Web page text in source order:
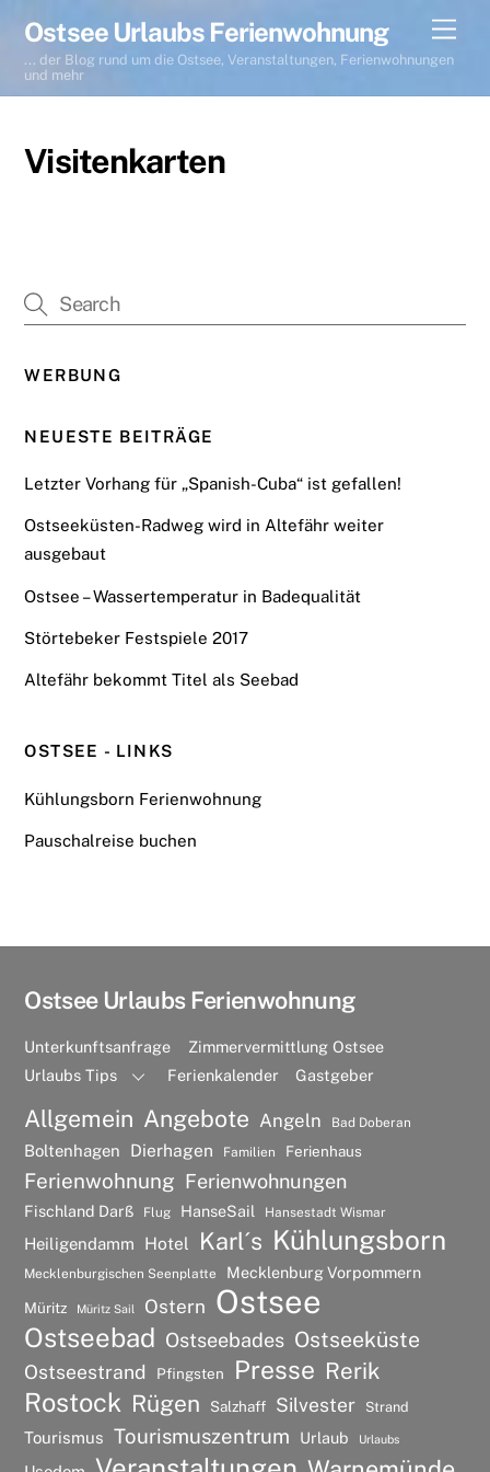
content
Ostsee Urlaubs Ferienwohnung
... der Blog rund um die Ostsee, Veranstaltungen, Ferienwohnungen
und mehr
Visitenkarten
WERBUNG
NEUESTE BEITRÄGE
Letzter Vorhang für „Spanish-Cuba“ ist gefallen!
Ostseeküsten-Radweg wird in Altefähr weiter
ausgebaut
Ostsee – Wassertemperatur in Badequalität
Störtebeker Festspiele 2017
Altefähr bekommt Titel als Seebad
OSTSEE - LINKS
Kühlungsborn Ferienwohnung
Pauschalreise buchen
Ostsee Urlaubs Ferienwohnung
Unterkunftsanfrage
Zimmervermittlung Ostsee
Urlaubs Tips
Ferienkalender Gastgeber
Allgemein Angebote Angeln Bad Doberan
Boltenhagen Dierhagen Familien Ferienhaus
Ferienwohnung Ferienwohnungen
Fischland Darß Flug HanseSail Hansestadt Wismar
Heiligendamm Hotel Karl´s Kühlungsborn
Mecklenburgischen Seenplatte Mecklenburg Vorpommern
Müritz Müritz Sail Ostern Ostsee
Ostseebad Ostseebades Ostseeküste
Ostseestrand Pfingsten Presse Rerik
Rostock Rügen Salzhaff Silvester Strand
Tourismus Tourismuszentrum Urlaub Urlaubs